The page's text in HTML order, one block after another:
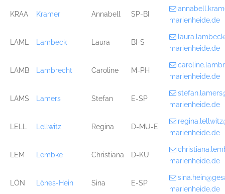
KRAA Kramer Annabell SP-BI
marienheide.de
LAML Lambeck Laura BI-S
marienheide.de
LAMB Lambrecht Caroline M-PH
marienheide.de
LAMS Lamers Stefan E-SP
marienheide.de
LELL Lellwitz Regina D-MU-E
marienheide.de
LEM Lembke Christiana D-KU
marienheide.de
LÖN Lönes-Hein Sina E-SP
marienheide.de